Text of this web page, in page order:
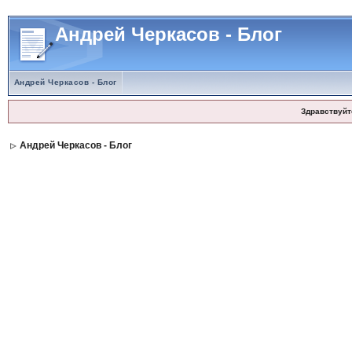
Андрей Черкасов - Блог
Андрей Черкасов - Блог
Андрей Черкасов - Блог